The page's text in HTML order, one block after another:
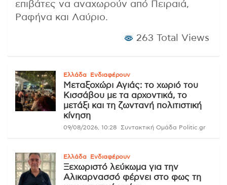
επιβάτες να αναχωρούν από Πειραιά,
Ραφήνα και Λαύριο.
263 Total Views
Ελλάδα Ενδιαφέρουν
Μεταξοχώρι Αγιάς: το χωριό του
Κισσάβου με τα αρχοντικά, το
μετάξι και τη ζωντανή πολιτιστική
κίνηση
09/08/2026, 10:28 Συντακτική Ομάδα Politic.gr
Ελλάδα Ενδιαφέρουν
Ξεχωριστό λεύκωμα για την
Αλικαρνασσό φέρνει στο φως τη